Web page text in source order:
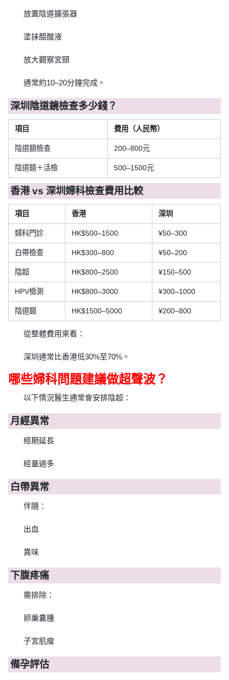
放置陰道擴張器
塗抹醋酸液
放大觀察宮頸
通常約10–20分鐘完成。
深圳陰道鏡檢查多少錢？
項目 費用（人民幣）
陰道鏡檢查 200–800元
陰道鏡＋活檢 500–1500元
香港 vs 深圳婦科檢查費用比較
項目 香港 深圳
婦科門診 HK$500–1500 ¥50–300
白帶檢查 HK$300–800 ¥50–200
陰超 HK$800–2500 ¥150–500
HPV檢測 HK$800–3000 ¥300–1000
陰道鏡 HK$1500–5000 ¥200–800
從整體費用來看：
深圳通常比香港低30%至70%。
哪些婦科問題建議做超聲波？
以下情況醫生通常會安排陰超：
月經異常
經期延長
經量過多
白帶異常
伴隨：
出血
異味
下腹疼痛
需排除：
卵巢囊腫
子宮肌瘤
備孕評估